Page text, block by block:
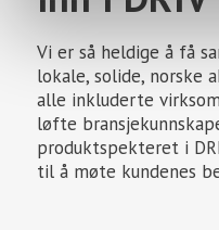
Vi er så heldige å få
lokale, solide, norske
alle inkluderte
løfte
produktspekteret i
til å møte kundenes